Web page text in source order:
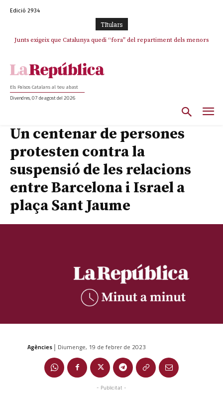
Edició 2934
TItulars
Junts exigeix que Catalunya quedi “fora” del repartiment dels menors
Els Països Catalans al teu abast
Divendres, 07 de agost del 2026
Un centenar de persones
protesten contra la
suspensió de les relacions
entre Barcelona i Israel a
plaça Sant Jaume
Agències | Diumenge, 19 de febrer de 2023
- Publicitat -